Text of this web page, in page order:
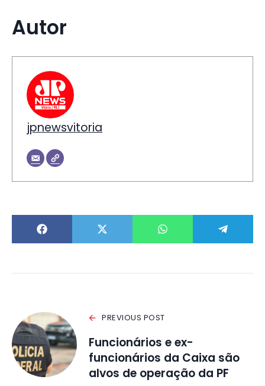
Autor
jpnewsvitoria
PREVIOUS POST
Funcionários e ex-
funcionários da Caixa são
alvos de operação da PF